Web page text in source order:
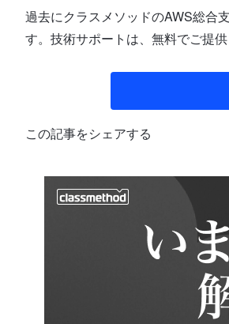
過去にクラスメソッドのAWS総合
す。技術サポートは、無料でご提
この記事をシェアする